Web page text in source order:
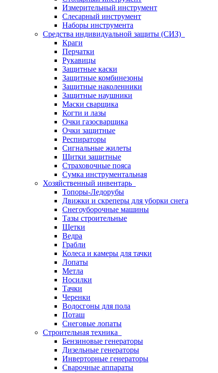
Измерительный инструмент
Слесарный инструмент
Наборы инструмента
Средства индивидуальной защиты (СИЗ)
Краги
Перчатки
Рукавицы
Защитные каски
Защитные комбинезоны
Защитные наколенники
Защитные наушники
Маски сварщика
Когти и лазы
Очки газосварщика
Очки защитные
Респираторы
Сигнальные жилеты
Щитки защитные
Страховочные пояса
Сумка инструментальная
Хозяйственный инвентарь
Топоры-Ледорубы
Движки и скреперы для уборки снега
Снегоуборочные машины
Тазы строительные
Щетки
Ведра
Грабли
Колеса и камеры для тачки
Лопаты
Метла
Носилки
Тачки
Черенки
Водосгоны для пола
Поташ
Снеговые лопаты
Строительная техника
Бензиновые генераторы
Дизельные генераторы
Инверторные генераторы
Сварочные аппараты